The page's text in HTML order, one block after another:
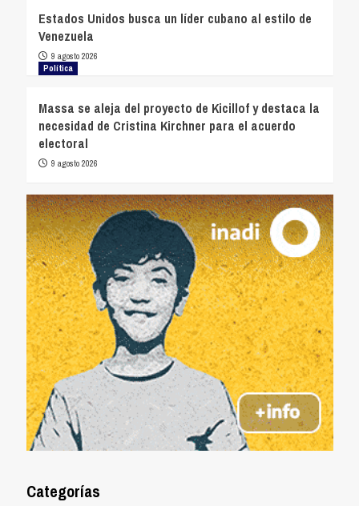
Estados Unidos busca un líder cubano al estilo de
Venezuela
9 agosto 2026
Política
Massa se aleja del proyecto de Kicillof y destaca la
necesidad de Cristina Kirchner para el acuerdo
electoral
9 agosto 2026
Categorías